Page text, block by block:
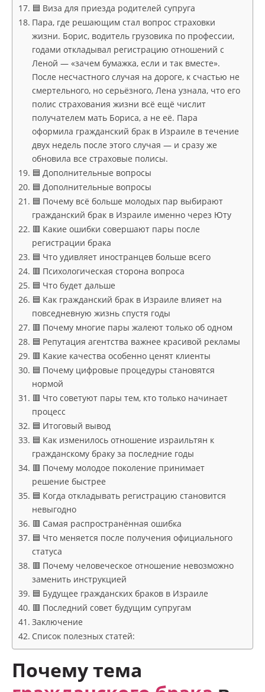
🟦 Виза для приезда родителей супруга
Пара, где решающим стал вопрос страховки
жизни. Борис, водитель грузовика по профессии,
годами откладывал регистрацию отношений с
Леной — «зачем бумажка, если и так вместе».
После несчастного случая на дороге, к счастью не
смертельного, но серьёзного, Лена узнала, что его
полис страхования жизни всё ещё числит
получателем мать Бориса, а не её. Пара
оформила гражданский брак в Израиле в течение
двух недель после этого случая — и сразу же
обновила все страховые полисы.
🟦 Дополнительные вопросы
🟦 Дополнительные вопросы
🟦 Почему всё больше молодых пар выбирают
гражданский брак в Израиле именно через Юту
🟥 Какие ошибки совершают пары после
регистрации брака
🟦 Что удивляет иностранцев больше всего
🟥 Психологическая сторона вопроса
🟦 Что будет дальше
🟦 Как гражданский брак в Израиле влияет на
повседневную жизнь спустя годы
🟥 Почему многие пары жалеют только об одном
🟦 Репутация агентства важнее красивой рекламы
🟥 Какие качества особенно ценят клиенты
🟦 Почему цифровые процедуры становятся
нормой
🟥 Что советуют пары тем, кто только начинает
процесс
🟦 Итоговый вывод
🟦 Как изменилось отношение израильтян к
гражданскому браку за последние годы
🟥 Почему молодое поколение принимает
решение быстрее
🟦 Когда откладывать регистрацию становится
невыгодно
🟥 Самая распространённая ошибка
🟦 Что меняется после получения официального
статуса
🟥 Почему человеческое отношение невозможно
заменить инструкцией
🟦 Будущее гражданских браков в Израиле
🟥 Последний совет будущим супругам
Заключение
Список полезных статей:
Почему тема